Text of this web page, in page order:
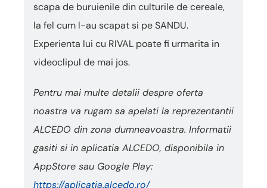
scapa de buruienile din culturile de cereale,
la fel cum l-au scapat si pe SANDU.
Experienta lui cu RIVAL poate fi urmarita in
videoclipul de mai jos.
Pentru mai multe detalii despre oferta
noastra va rugam sa apelati la reprezentantii
ALCEDO din zona dumneavoastra. Informatii
gasiti si in aplicatia ALCEDO, disponibila in
AppStore sau Google Play:
https://aplicatia.alcedo.ro/